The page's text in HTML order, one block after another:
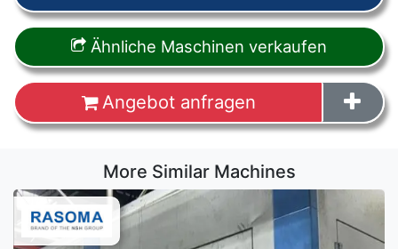
Ähnliche Maschinen verkaufen
Angebot anfragen
More Similar Machines